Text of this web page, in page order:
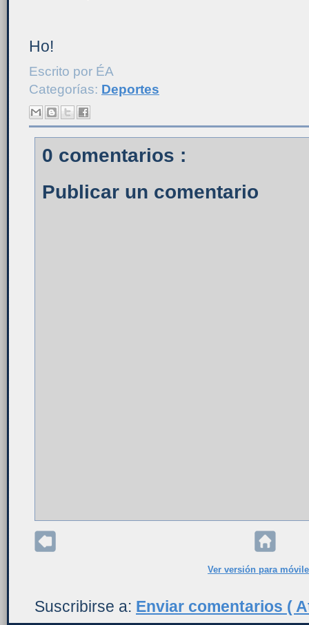
Ho!
Escrito por ÉA
Categorías: Deportes
0 comentarios :
Publicar un comentario
Ver versión para
Suscribirse a: Enviar comentarios (